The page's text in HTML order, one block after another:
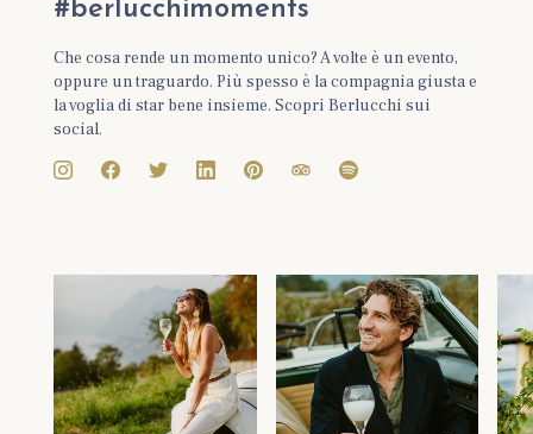
#berlucchimoments
Che cosa rende un momento unico? A volte è un evento,
oppure un traguardo. Più spesso è la compagnia giusta e
la voglia di star bene insieme. Scopri Berlucchi sui
social.